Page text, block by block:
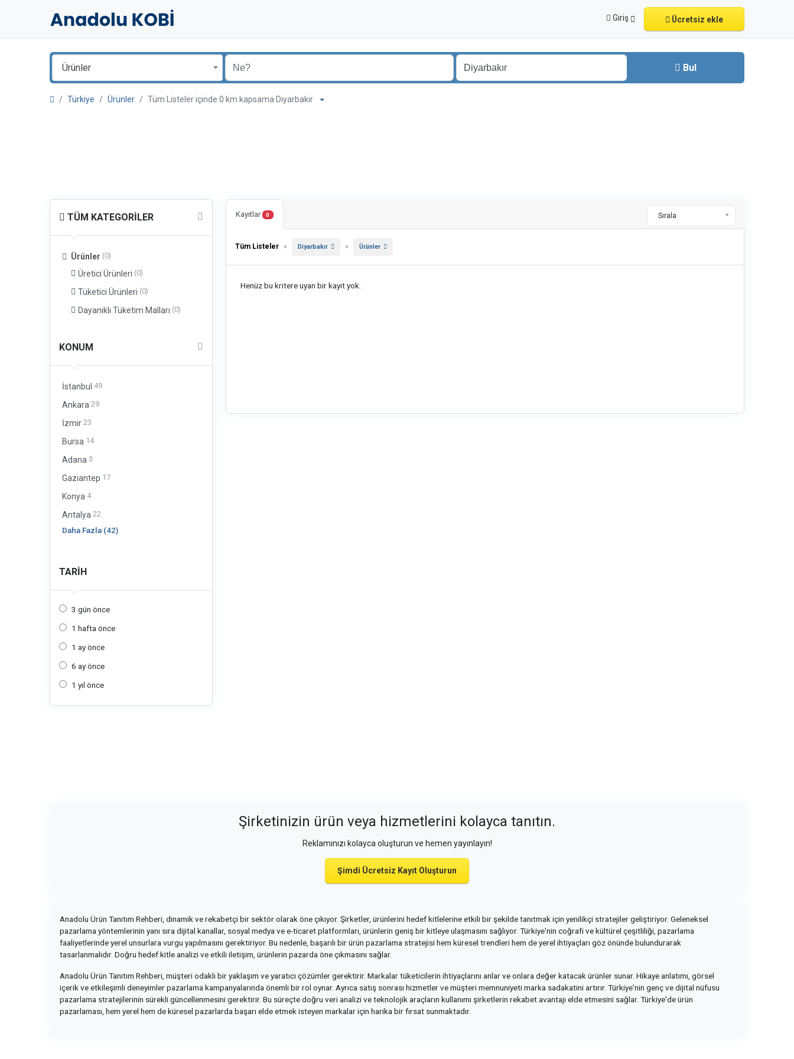
Giriş Ücretsiz ekle
Ürünler Bul
Türkiye Ürünler Tüm Listeler içinde 0 km kapsama Diyarbakır
TÜM KATEGORILER
Ürünler (0)
Üretici Ürünleri (0)
Tüketici Ürünleri (0)
Dayanıklı Tüketim Malları (0)
KONUM
İstanbul 49
Ankara 29
İzmir 23
Bursa 14
Adana 3
Gaziantep 17
Konya 4
Antalya 22
Daha Fazla (42)
TARIH
3 gün önce
1 hafta önce
1 ay önce
6 ay önce
1 yıl önce
Kayıtlar 0 Sırala
Tüm Listeler » Diyarbakır » Ürünler
Henüz bu kritere uyan bir kayıt yok.
Şirketinizin ürün veya hizmetlerini kolayca tanıtın.
Reklamınızı kolayca oluşturun ve hemen yayınlayın!
Şimdi Ücretsiz Kayıt Oluşturun
Anadolu Ürün Tanıtım Rehberi, dinamik ve rekabetçi bir sektör olarak öne çıkıyor. Şirketler, ürünlerini hedef kitlelerine etkili bir şekilde tanıtmak için yenilikçi stratejiler geliştiriyor. Geleneksel
pazarlama yöntemlerinin yanı sıra dijital kanallar, sosyal medya ve e-ticaret platformları, ürünlerin geniş bir kitleye ulaşmasını sağlıyor. Türkiye'nin coğrafi ve kültürel çeşitliliği, pazarlama
faaliyetlerinde yerel unsurlara vurgu yapılmasını gerektiriyor. Bu nedenle, başarılı bir ürün pazarlama stratejisi hem küresel trendleri hem de yerel ihtiyaçları göz önünde bulundurarak
tasarlanmalıdır. Doğru hedef kitle analizi ve etkili iletişim, ürünlerin pazarda öne çıkmasını sağlar.
Anadolu Ürün Tanıtım Rehberi, müşteri odaklı bir yaklaşım ve yaratıcı çözümler gerektirir. Markalar tüketicilerin ihtiyaçlarını anlar ve onlara değer katacak ürünler sunar. Hikaye anlatımı, görsel
içerik ve etkileşimli deneyimler pazarlama kampanyalarında önemli bir rol oynar. Ayrıca satış sonrası hizmetler ve müşteri memnuniyeti marka sadakatini artırır. Türkiye'nin genç ve dijital nüfusu
pazarlama stratejilerinin sürekli güncellenmesini gerektirir. Bu süreçte doğru veri analizi ve teknolojik araçların kullanımı şirketlerin rekabet avantajı elde etmesini sağlar. Türkiye'de ürün
pazarlaması, hem yerel hem de küresel pazarlarda başarı elde etmek isteyen markalar için harika bir fırsat sunmaktadır.